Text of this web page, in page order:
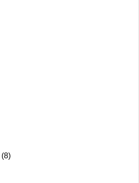
(8)